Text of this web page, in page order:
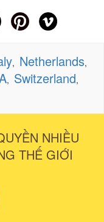
, Netherlands,
, Switzerland,
NHIỀU
THẾ GIỚI